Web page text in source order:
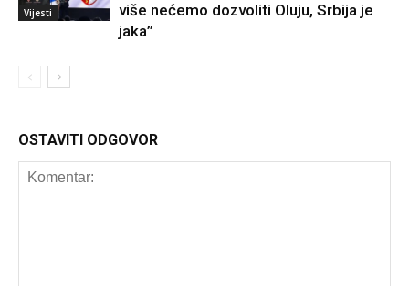
Vijesti
više nećemo dozvoliti Oluju, Srbija je
jaka”
OSTAVITI ODGOVOR